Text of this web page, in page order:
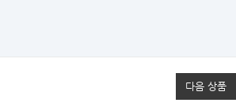
다음 상품